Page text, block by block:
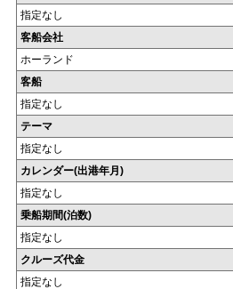
指定なし
客船会社
ホーランド
客船
指定なし
テーマ
指定なし
カレンダー(出港年月)
指定なし
乗船期間(泊数)
指定なし
クルーズ代金
指定なし